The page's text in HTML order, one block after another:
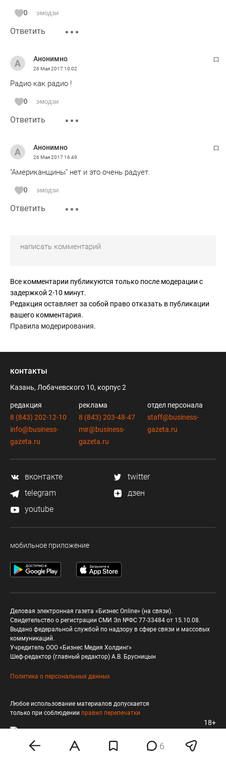
0 эмодзи
Ответить
Анонимно
26 Мая 201710:02
Радио как радио !
0 эмодзи
Ответить
Анонимно
26 Мая 201716:49
"Американщины" нет и это очень радует.
0 эмодзи
Ответить
Все комментарии публикуются только после модерации с
задержкой 2-10 минут.
Редакция оставляет за собой право отказать в публикации
вашего комментария.
Правила модерирования.
6
контакты
Казань, Лобачевского 10, корпус 2
редакция
8 (843) 202-12-10
info@business-
gazeta.ru
реклама
8 (843) 203-48-47
mir@business-
gazeta.ru
отдел персонала
staff@business-
gazeta.ru
вконтакте
twitter
telegram
дзен
youtube
мобильное приложение
Деловая электронная газета «Бизнес Online» (на связи).
Свидетельство о регистрации СМИ Эл №ФС 77-33484 от 15.10.08.
Выдано федеральной службой по надзору в сфере связи и массовых
коммуникаций.
Учредитель ООО «Бизнес Медия Холдинг»
Шеф-редактор (главный редактор) А.В. Брусницын
Политика о персональных данных
Любое использование материалов допускается
только при соблюдении правил перепечатки
18+